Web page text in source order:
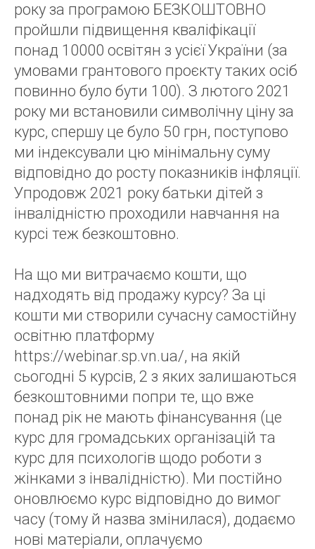
року за програмою БЕЗКОШТОВНО
пройшли підвищення кваліфікації
понад 10000 освітян з усієї України (за
умовами грантового проєкту таких осіб
повинно було бути 100). З лютого 2021
року ми встановили символічну ціну за
курс, спершу це було 50 грн, поступово
ми індексували цю мінімальну суму
відповідно до росту показників інфляції.
Упродовж 2021 року батьки дітей з
інвалідністю проходили навчання на
курсі теж безкоштовно.
На що ми витрачаємо кошти, що
надходять від продажу курсу? За ці
кошти ми створили сучасну самостійну
освітню платформу
https://webinar.sp.vn.ua/, на якій
сьогодні 5 курсів, 2 з яких залишаються
безкоштовними попри те, що вже
понад рік не мають фінансування (це
курс для громадських організацій та
курс для психологів щодо роботи з
жінками з інвалідністю). Ми постійно
оновлюємо курс відповідно до вимог
часу (тому й назва змінилася), додаємо
нові матеріали, оплачуємо